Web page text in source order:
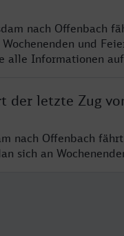
nach Offenbach
und
alle Informationen
der letzte Zug
nach Offenbach
sich an